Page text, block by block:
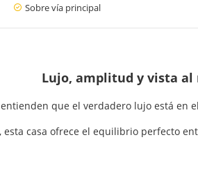
Sobre vía principal
Lujo, amplitud y vista al
que el verdadero lujo está en
esta casa ofrece el equilibrio perfecto